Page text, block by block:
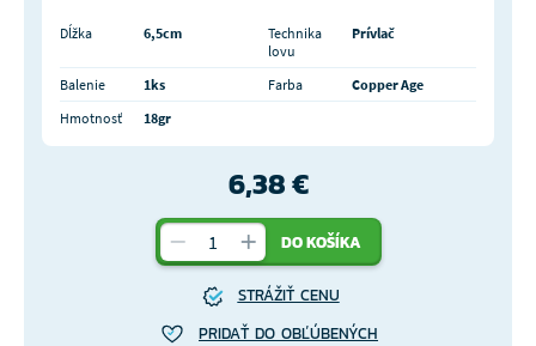
Dĺžka 6,5cm
Technika
lovu
Prívlač
Balenie 1ks Farba
Copper Age
Hmotnosť
18gr
6,38 €
DO KOŠÍKA
STRÁŽIŤ CENU
PRIDAŤ DO OBĽÚBENÝCH